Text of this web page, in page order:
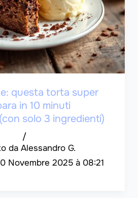
questa torta super
in 10 minuti
solo 3 ingredienti)
Alessandro G.
/
Novembre 2025 à 08:21